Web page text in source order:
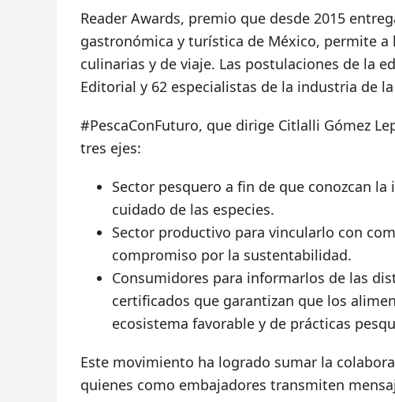
Reader Awards, premio que desde 2015
gastronómica y turística de México, permite
culinarias y de viaje. Las postulaciones de la
Editorial y 62 especialistas de la industria de
#PescaConFuturo, que dirige Citlalli Gómez
tres ejes:
Sector pesquero a fin de que conozcan
cuidado de las especies.
Sector productivo para vincularlo con
compromiso por la sustentabilidad.
Consumidores para informarlos de las
certificados que garantizan que los
ecosistema favorable y de prácticas
Este movimiento ha logrado sumar la
quienes como embajadores transmiten